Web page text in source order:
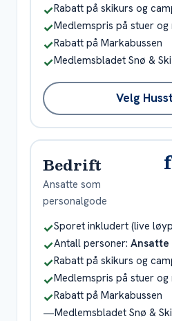
✓Inkludert
Rabatt på skikurs og
✓Inkludert
Medlemspris på stuer og
✓Inkludert
Rabatt på Markabussen
✓Inkludert
Medlemsbladet Snø & Ski
Velg
Bedrift
Ansatte som
personalgode
✓Inkludert
Sporet inkludert (live
✓Inkludert
Antall personer:Ansatte
✓Inkludert
Rabatt på skikurs og
✓Inkludert
Medlemspris på stuer og
✓Inkludert
Rabatt på Markabussen
—Ikke inkludert
Medlemsbladet Snø & Ski